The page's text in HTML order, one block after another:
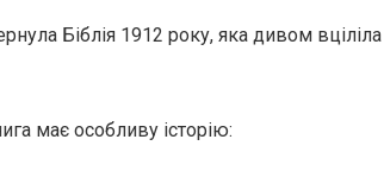
Біблія 1912 року, яка дивом вціліла
має особливу історію: